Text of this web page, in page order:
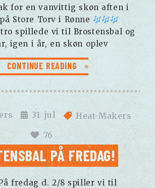
for en vanvittig skøn aften i
Store Torv i Rønne
spillede vi til Brostensbal og
igen i år, en skøn oplev
CONTINUE READING
31 jul
Heat-Makers
76
PÅ FREDAG!
fredag d. 2/8 spiller vi til